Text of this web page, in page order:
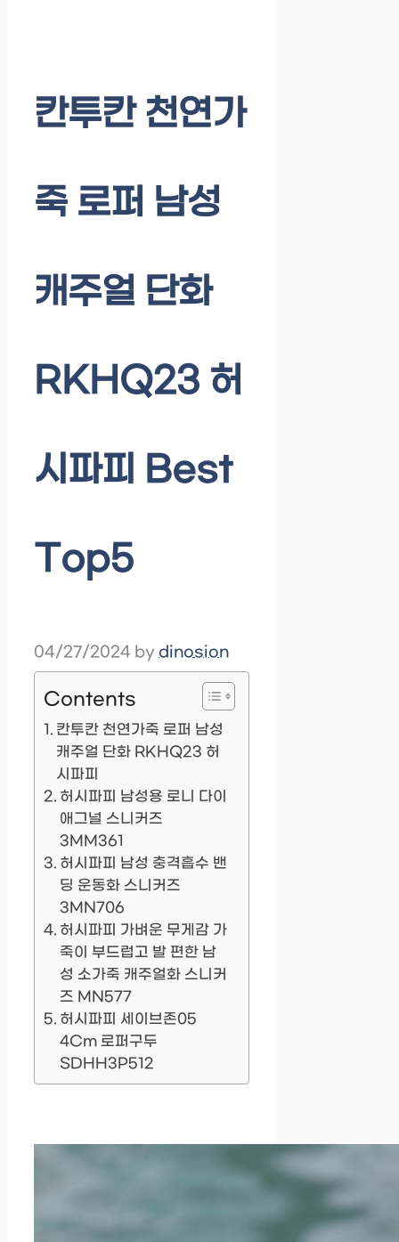
칸투칸 천연가
죽 로퍼 남성
캐주얼 단화
RKHQ23 허
시파피 Best
Top5
04/27/2024 by dinosion
Contents
칸투칸 천연가죽 로퍼 남성
캐주얼 단화 RKHQ23 허
시파피
허시파피 남성용 로니 다이
애그널 스니커즈
3MM361
허시파피 남성 충격흡수 밴
딩 운동화 스니커즈
3MN706
허시파피 가벼운 무게감 가
죽이 부드럽고 발 편한 남
성 소가죽 캐주얼화 스니커
즈 MN577
허시파피 세이브존05
4Cm 로퍼구두
SDHH3P512